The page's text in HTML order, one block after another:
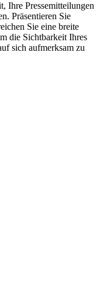
Ihre Pressemitteilungen
Präsentieren Sie
Sie eine breite
die Sichtbarkeit Ihres
sich aufmerksam zu